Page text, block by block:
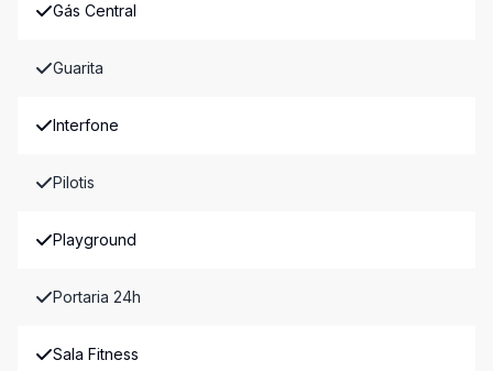
Gás Central
Guarita
Interfone
Pilotis
Playground
Portaria 24h
Sala Fitness